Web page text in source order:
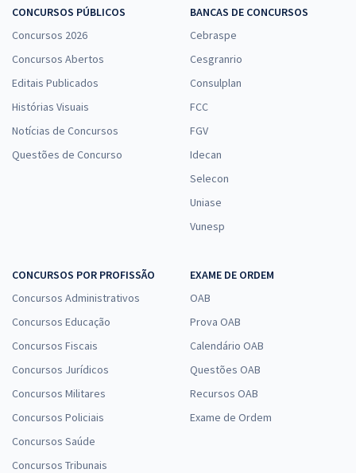
CONCURSOS PÚBLICOS
Concursos 2026
Concursos Abertos
Editais Publicados
Histórias Visuais
Notícias de Concursos
Questões de Concurso
BANCAS DE CONCURSOS
Cebraspe
Cesgranrio
Consulplan
FCC
FGV
Idecan
Selecon
Uniase
Vunesp
CONCURSOS POR PROFISSÃO
Concursos Administrativos
Concursos Educação
Concursos Fiscais
Concursos Jurídicos
Concursos Militares
Concursos Policiais
Concursos Saúde
Concursos Tribunais
EXAME DE ORDEM
OAB
Prova OAB
Calendário OAB
Questões OAB
Recursos OAB
Exame de Ordem